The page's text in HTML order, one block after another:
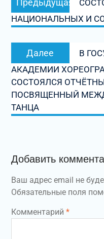
по
записям
Предыдущая
НАЦИОНАЛЬНЫХ И
Далее
В
АКАДЕМИИ
СОСТОЯЛСЯ
ПОСВЯЩЕННЫЙ
ТАНЦА
Добавить
Ваш адрес email не
Обязательные поля
Комментарий *